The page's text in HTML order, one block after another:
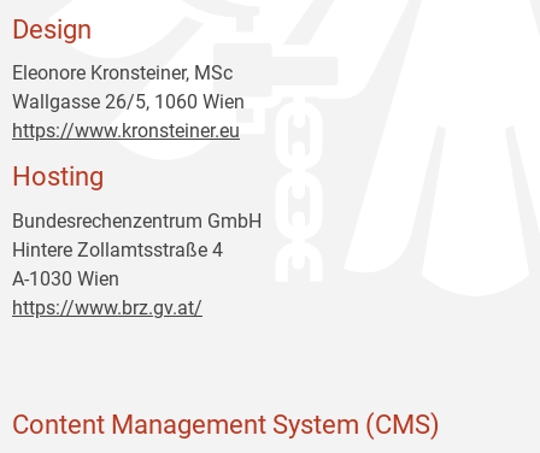
Design
Eleonore Kronsteiner, MSc
Wallgasse 26/5, 1060 Wien
https://www.kronsteiner.eu
Hosting
Bundesrechenzentrum GmbH
Hintere Zollamtsstraße 4
A-1030 Wien
https://www.brz.gv.at/
Content Management System (CMS)